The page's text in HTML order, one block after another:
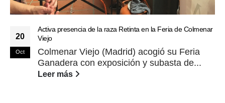
20
Oct
Activa presencia de la raza Retinta en la Feria de Colmenar
Viejo
Colmenar Viejo (Madrid) acogió su Feria
Ganadera con exposición y subasta de...
Leer más